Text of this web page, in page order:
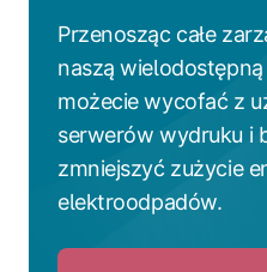
Przenosząc całe
naszą
możecie wycofać z
serwerów wydruku i
zmniejszyć zużycie
elektroodpadów.